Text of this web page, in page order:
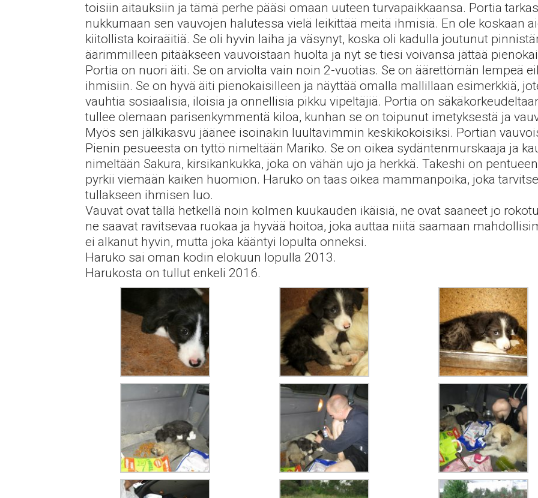
toisiin aitauksiin ja tämä perhe pääsi omaan uuteen turvapaikkaansa. Portia
nukkumaan sen vauvojen halutessa vielä leikittää meitä ihmisiä. En ole koskaan
kiitollista koiraäitiä. Se oli hyvin laiha ja väsynyt, koska oli kadulla joutunut
äärimmilleen pitääkseen vauvoistaan huolta ja nyt se tiesi voivansa jättää
Portia on nuori äiti. Se on arviolta vain noin 2-vuotias. Se on äärettömän lempeä
ihmisiin. Se on hyvä äiti pienokaisilleen ja näyttää omalla mallillaan esimerkkiä,
vauhtia sosiaalisia, iloisia ja onnellisia pikku vipeltäjiä. Portia on
tullee olemaan parisenkymmentä kiloa, kunhan se on toipunut imetyksestä ja
Myös sen jälkikasvu jäänee isoinakin luultavimmin keskikokoisiksi. Portian
Pienin pesueesta on tyttö nimeltään Mariko. Se on oikea sydäntenmurskaaja ja
nimeltään Sakura, kirsikankukka, joka on vähän ujo ja herkkä. Takeshi on
pyrkii viemään kaiken huomion. Haruko on taas oikea mammanpoika, joka
tullakseen ihmisen luo.
Vauvat ovat tällä hetkellä noin kolmen kuukauden ikäisiä, ne ovat saaneet jo
ne saavat ravitsevaa ruokaa ja hyvää hoitoa, joka auttaa niitä saamaan
ei alkanut hyvin, mutta joka kääntyi lopulta onneksi.
Haruko sai oman kodin elokuun lopulla 2013.
Harukosta on tullut enkeli 2016.